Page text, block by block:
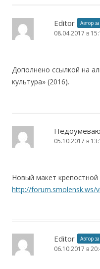
Editor Автор
08.04.2017 в
Дополнено ссылкой на
культура» (2016).
05.10.2017 в
Новый макет
http://forum.smolensk.ws/
Editor Автор
06.10.2017 в